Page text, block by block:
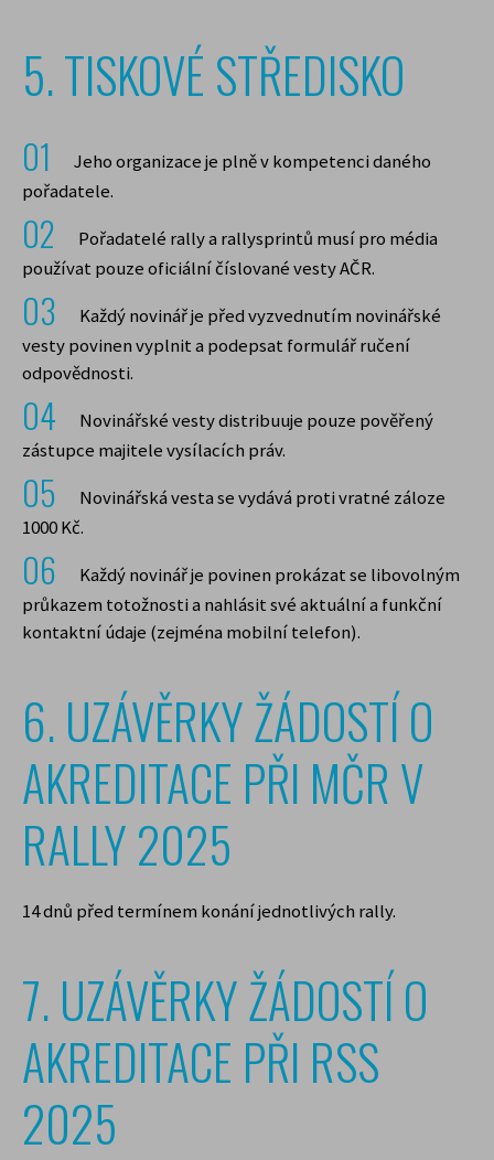
5. TISKOVÉ STŘEDISKO
Jeho organizace je plně v kompetenci daného
pořadatele.
Pořadatelé rally a rallysprintů musí pro média
používat pouze oficiální číslované vesty AČR.
Každý novinář je před vyzvednutím novinářské
vesty povinen vyplnit a podepsat formulář ručení
odpovědnosti.
Novinářské vesty distribuuje pouze pověřený
zástupce majitele vysílacích práv.
Novinářská vesta se vydává proti vratné záloze
1000 Kč.
Každý novinář je povinen prokázat se libovolným
průkazem totožnosti a nahlásit své aktuální a funkční
kontaktní údaje (zejména mobilní telefon).
6. UZÁVĚRKY ŽÁDOSTÍ O
AKREDITACE PŘI MČR V
RALLY 2025
14 dnů před termínem konání jednotlivých rally.
7. UZÁVĚRKY ŽÁDOSTÍ O
AKREDITACE PŘI RSS
2025